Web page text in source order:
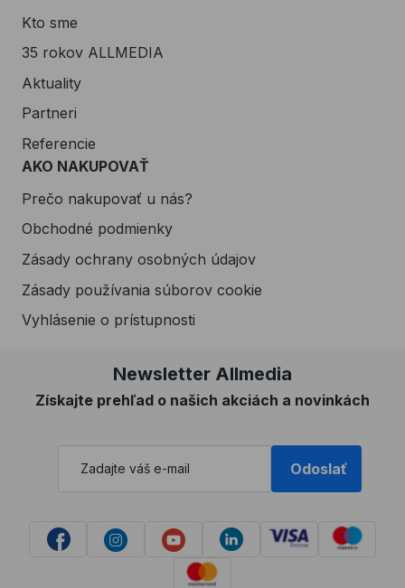
Kto sme
35 rokov ALLMEDIA
Aktuality
Partneri
Referencie
AKO NAKUPOVAŤ
Prečo nakupovať u nás?
Obchodné podmienky
Zásady ochrany osobných údajov
Zásady používania súborov cookie
Vyhlásenie o prístupnosti
Newsletter Allmedia
Získajte prehľad o našich akciách a novinkách
Odoslať